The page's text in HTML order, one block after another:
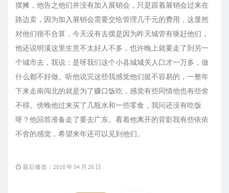
摆摊，他告之他们并没有加入展销会，只是跟着展销会过来在
路边卖，因为加入展销会需要交给管理几千元的费用，这显然
对他们很不合算，今天没有去摆是因为昨天城管有驱赶他们，
他还说明溪这里生意不太好人不多，也许晚上就要走了到另一
个城市去，我说：是呀我们这个小县城城关人口才一万多，做
什么都不好做。听他说完这些我感觉他们挺不容易的，一整年
下来走南闯北的就是为了赚口饭吃，感觉有些同情他也有些舍
不得。傍晚他过来买了几瓶水和一些零食，我问还没有吃饭
呀？他回答准备走了要去广东。看着他离开的背影我有些依依
不舍的感觉，希望来年还可以见到他们。
最后修改：2018 年 04 月 26 日